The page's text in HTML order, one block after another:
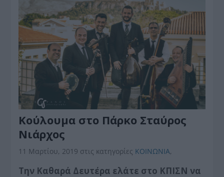
Κούλουμα στο Πάρκο Σταύρος
Νιάρχος
11 Μαρτίου, 2019 στις κατηγορίες ΚΟΙΝΩΝΙΑ,
Την Καθαρά Δευτέρα ελάτε στο ΚΠΙΣΝ να